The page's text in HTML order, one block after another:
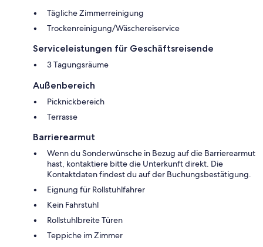
Tägliche Zimmerreinigung
Trockenreinigung/Wäschereiservice
Serviceleistungen für Geschäftsreisende
3 Tagungsräume
Außenbereich
Picknickbereich
Terrasse
Barrierearmut
Wenn du Sonderwünsche in Bezug auf die Barrierearmut
hast, kontaktiere bitte die Unterkunft direkt. Die
Kontaktdaten findest du auf der Buchungsbestätigung.
Eignung für Rollstuhlfahrer
Kein Fahrstuhl
Rollstuhlbreite Türen
Teppiche im Zimmer